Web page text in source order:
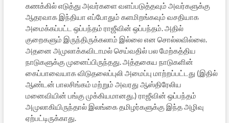
கணக்கில் எடுத்து அவர்களை வளப்படுத்தவும் அவர்களுக்கு
ஆதரவாக இந்தியா எப்போதும் களமிறங்கவும் வசதியாக
அமைக்கப்பட்ட ஒப்பந்தம் ராஜீவின் ஒப்பந்தம். அதில்
குறைகளும் இருந்திருக்கலாம் இல்லை என சொல்லவில்லை.
அதனை அமுலாக்கவிடாமல் செய்வதில் பல மேற்கத்திய
நாடுகளுக்கு முனைப்பிருந்தது. அத்தகைய நாடுகளின்
கைப்பாவையாக விடுதலைப்புலி அமைப்பு மாற்றப்பட்டது (இதில்
ஆண்டன் பாலசிங்கம் மற்றும் அவரது ஆஸ்திரேலிய
மனைவியின் பங்கு முக்கியமானது.) ராஜீவின் ஒப்பந்தம்
அமுலாகியிருந்தால் இலங்கை தமிழர்களுக்கு இந்த அழிவு
ஏற்பட்டிருக்காது.